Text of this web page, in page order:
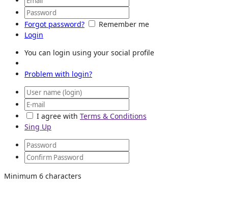
Forgot password?
Remember me
Login
You can login using your social profile
Problem with login?
I agree with Terms & Conditions
Sing Up
Minimum 6 characters